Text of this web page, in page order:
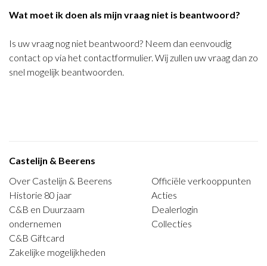
Wat moet ik doen als mijn vraag niet is beantwoord?
Is uw vraag nog niet beantwoord? Neem dan eenvoudig
contact op via het contactformulier. Wij zullen uw vraag dan zo
snel mogelijk beantwoorden.
Castelijn & Beerens
Over Castelijn & Beerens
Historie 80 jaar
C&B en Duurzaam
ondernemen
C&B Giftcard
Zakelijke mogelijkheden
Officiële verkooppunten
Acties
Dealerlogin
Collecties